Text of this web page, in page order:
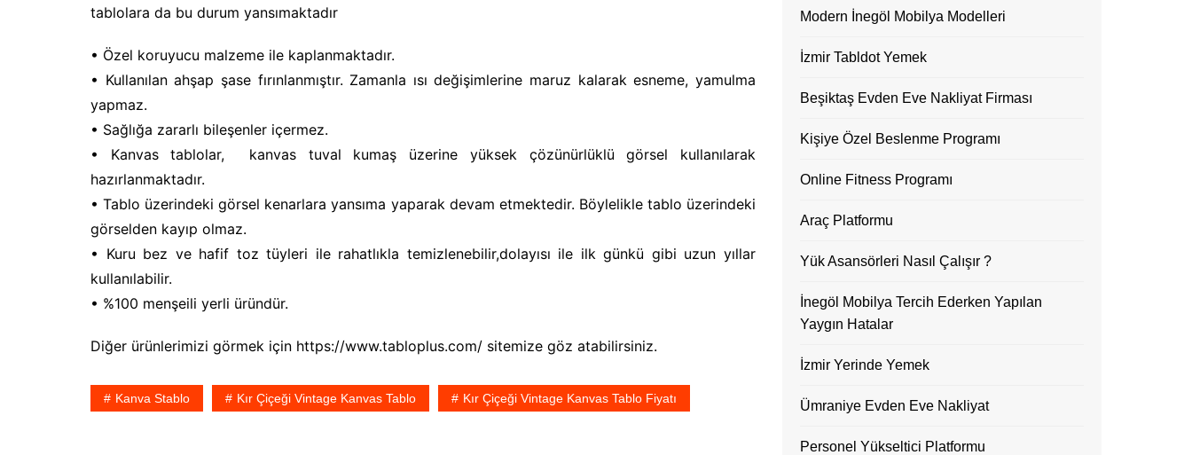
tablolara da bu durum yansımaktadır
• Özel koruyucu malzeme ile kaplanmaktadır.
• Kullanılan ahşap şase fırınlanmıştır. Zamanla ısı değişimlerine maruz kalarak esneme, yamulma
yapmaz.
• Sağlığa zararlı bileşenler içermez.
• Kanvas tablolar, kanvas tuval kumaş üzerine yüksek çözünürlüklü görsel kullanılarak
hazırlanmaktadır.
• Tablo üzerindeki görsel kenarlara yansıma yaparak devam etmektedir. Böylelikle tablo üzerindeki
görselden kayıp olmaz.
• Kuru bez ve hafif toz tüyleri ile rahatlıkla temizlenebilir,dolayısı ile ilk günkü gibi uzun yıllar
kullanılabilir.
• %100 menşeili yerli üründür.
Diğer ürünlerimizi görmek için https://www.tabloplus.com/ sitemize göz atabilirsiniz.
Kanva Stablo Kır Çiçeği Vintage Kanvas Tablo Kır Çiçeği Vintage Kanvas Tablo Fiyatı
Modern İnegöl Mobilya Modelleri
İzmir Tabldot Yemek
Beşiktaş Evden Eve Nakliyat Firması
Kişiye Özel Beslenme Programı
Online Fitness Programı
Araç Platformu
Yük Asansörleri Nasıl Çalışır ?
İnegöl Mobilya Tercih Ederken Yapılan
Yaygın Hatalar
İzmir Yerinde Yemek
Ümraniye Evden Eve Nakliyat
Personel Yükseltici Platformu